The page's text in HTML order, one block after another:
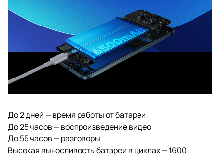
До 2 дней — время работы от батареи
До 25 часов — воспроизведение видео
До 55 часов — разговоры
Высокая выносливость батареи в циклах — 1600